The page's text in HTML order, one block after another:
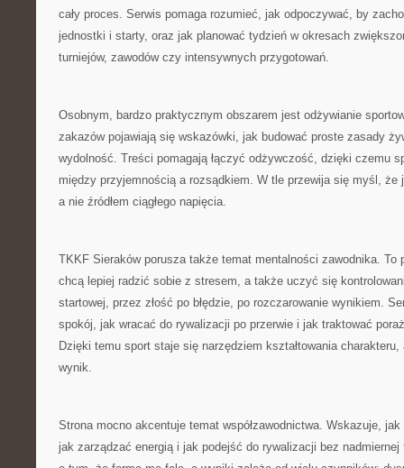
cały proces. Serwis pomaga rozumieć, jak odpoczywać, by
jednostki i starty, oraz jak planować tydzień w okresach
turniejów, zawodów czy intensywnych przygotowań.
Osobnym, bardzo praktycznym obszarem jest odżywianie
zakazów pojawiają się wskazówki, jak budować proste zasady
wydolność. Treści pomagają łączyć odżywczość, dzięki czemu
między przyjemnością a rozsądkiem. W tle przewija się myśl, że
a nie źródłem ciągłego napięcia.
TKKF Sieraków porusza także temat mentalności zawodnika. To
chcą lepiej radzić sobie z stresem, a także uczyć się
startowej, przez złość po błędzie, po rozczarowanie wynikiem.
spokój, jak wracać do rywalizacji po przerwie i jak traktować
Dzięki temu sport staje się narzędziem kształtowania
wynik.
Strona mocno akcentuje temat współzawodnictwa. Wskazuje,
jak zarządzać energią i jak podejść do rywalizacji bez